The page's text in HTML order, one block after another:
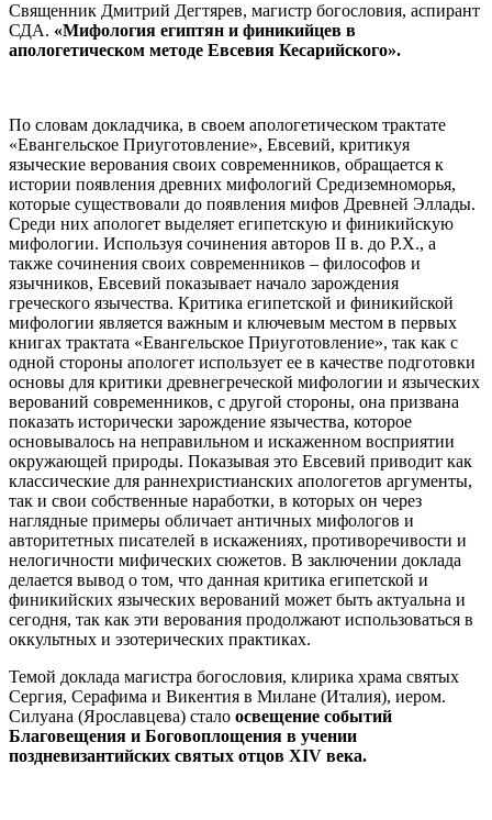
Священник Дмитрий Дегтярев, магистр богословия, аспирант
СДА. «Мифология египтян и финикийцев в
апологетическом методе Евсевия Кесарийского».
По словам докладчика, в своем апологетическом трактате
«Евангельское Приуготовление», Евсевий, критикуя
языческие верования своих современников, обращается к
истории появления древних мифологий Средиземноморья,
которые существовали до появления мифов Древней Эллады.
Среди них апологет выделяет египетскую и финикийскую
мифологии. Используя сочинения авторов II в. до Р.Х., а
также сочинения своих современников – философов и
язычников, Евсевий показывает начало зарождения
греческого язычества. Критика египетской и финикийской
мифологии является важным и ключевым местом в первых
книгах трактата «Евангельское Приуготовление», так как с
одной стороны апологет использует ее в качестве подготовки
основы для критики древнегреческой мифологии и языческих
верований современников, с другой стороны, она призвана
показать исторически зарождение язычества, которое
основывалось на неправильном и искаженном восприятии
окружающей природы. Показывая это Евсевий приводит как
классические для раннехристианских апологетов аргументы,
так и свои собственные наработки, в которых он через
наглядные примеры обличает античных мифологов и
авторитетных писателей в искажениях, противоречивости и
нелогичности мифических сюжетов. В заключении доклада
делается вывод о том, что данная критика египетской и
финикийских языческих верований может быть актуальна и
сегодня, так как эти верования продолжают использоваться в
оккультных и эзотерических практиках.
Темой доклада магистра богословия, клирика храма святых
Сергия, Серафима и Викентия в Милане (Италия), иером.
Силуана (Ярославцева) стало освещение событий
Благовещения и Боговоплощения в учении
поздневизантийских святых отцов XIV века.